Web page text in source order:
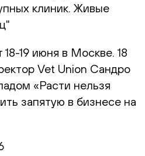
клиник. Живые
19 июня в Москве. 18
Vet Union Сандро
«Расти нельзя
запятую в бизнесе на